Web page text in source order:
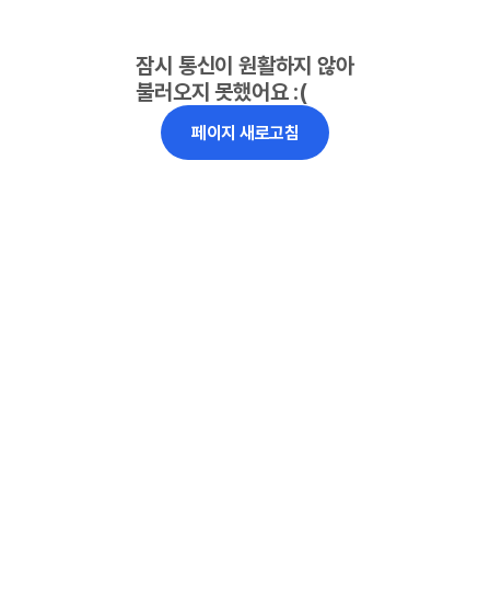
잠시 통신이 원활하지 않아
불러오지 못했어요 :(
페이지 새로고침